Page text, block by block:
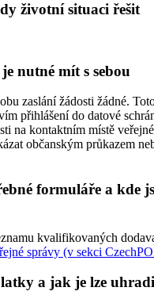
životní situaci řešit
nutné mít s sebou
zaslání žádosti žádné.
přihlášení do datové
na kontaktním místě
občanským průkazem
formuláře a kde
kvalifikovaných
správy (v sekci
a jak je lze